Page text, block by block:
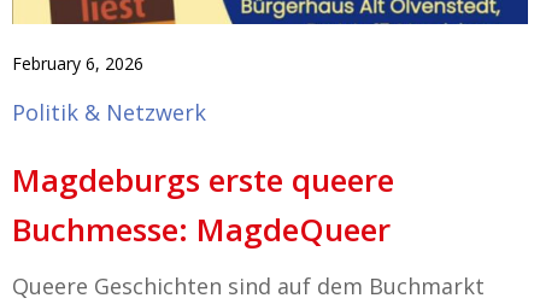
February 6, 2026
Politik & Netzwerk
Magdeburgs erste queere
Buchmesse: MagdeQueer
Queere Geschichten sind auf dem Buchmarkt